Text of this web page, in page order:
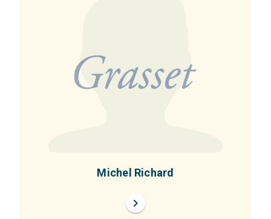
Michel Richard
chevron_right